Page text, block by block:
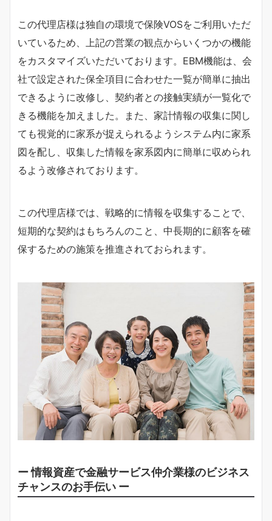
この代理店様は独自の環境で保険VOSをご利用いただ
いているため、上記の営業の観点からいくつかの機能
をカスタマイズいただいております。EBM機能は、会
社で設定された保全項目に合わせた一覧が簡単に抽出
できるように改修し、契約者との接触実績が一覧化で
きる機能を加えました。また、家計情報の収集に関し
ても視覚的に家系が捉えられるようシステム内に家系
図を配し、収集した情報を家系図内に簡単に収められ
るよう改修されております。
この代理店様では、戦略的に情報を収集することで、
短期的な契約はもちろんのこと、中長期的に顧客を確
保するための施策を推進されておられます。
ー 情報資産で金融サービス仲介業様のビジネス
チャンスのお手伝い ー